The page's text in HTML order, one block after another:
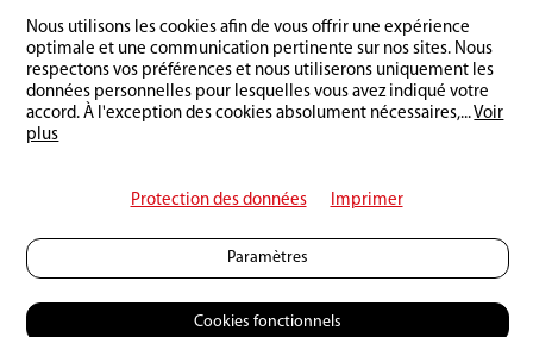
Retour à l'aperçu
Nous utilisons les cookies afin de vous offrir une expérience
optimale et une communication pertinente sur nos sites. Nous
respectons vos préférences et nous utiliserons uniquement les
données personnelles pour lesquelles vous avez indiqué votre
accord. À l'exception des cookies absolument nécessaires,...Voir
plus
Protection des données Imprimer
Paramètres
Cookies fonctionnels